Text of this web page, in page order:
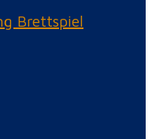
Brettspiel